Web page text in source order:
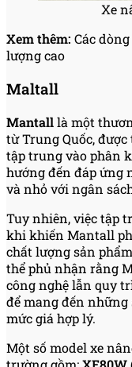
Xe
Xem thêm: Các
lượng cao
Maltall
Mantalllà một
từ Trung Quốc,
tập trung vào phân
hướng đến đáp ứng
và nhỏ với ngân
Tuy nhiên, việc tập
khi khiến Mantall
chất lượng sản
thể phủ nhận rằng
công nghệ lẫn quy
để mang đến
mức giá hợp lý.
Một số model xe